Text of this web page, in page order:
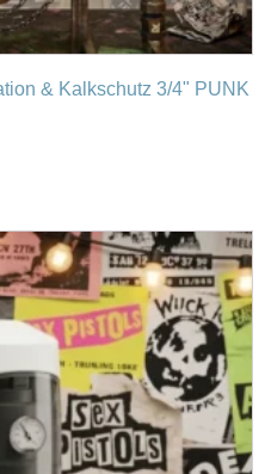
& Kalkschutz 3/4" PUNK